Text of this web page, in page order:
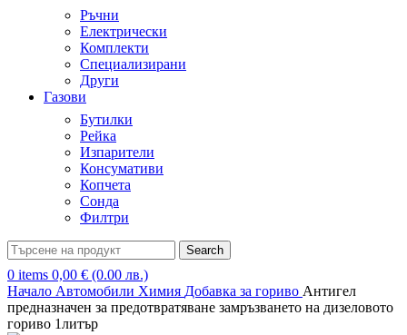
Ръчни
Електрически
Комплекти
Специализирани
Други
Газови
Бутилки
Рейка
Изпарители
Консумативи
Копчета
Сонда
Филтри
Search
0 items 0,00 € (0.00 лв.)
Начало Автомобили Химия Добавка за гориво Антигел
предназначен за предотвратяване замръзването на дизеловото
гориво 1литър